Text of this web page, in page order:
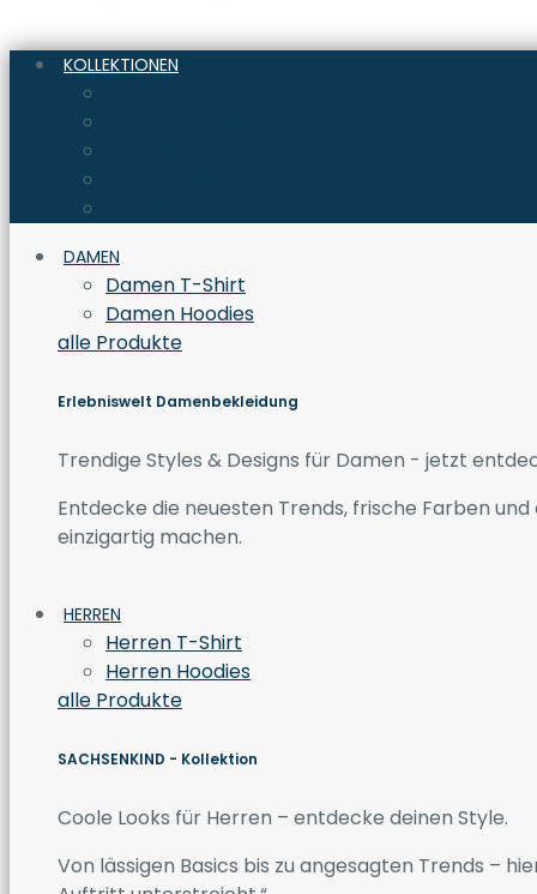
KOLLEKTIONEN
DAMEN
Damen T-Shirt
Damen Hoodies
alle Produkte
Erlebniswelt Damenbekleidung
Trendige Styles & Designs für Damen - jetzt
Entdecke die neuesten Trends, frische Farben
einzigartig machen.
HERREN
Herren T-Shirt
Herren Hoodies
alle Produkte
SACHSENKIND - Kollektion
Coole Looks für Herren – entdecke deinen Style.
Von lässigen Basics bis zu angesagten Trends –